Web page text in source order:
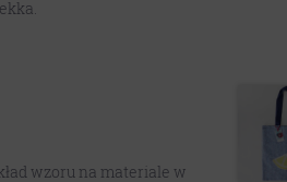
wzoru na materiale w